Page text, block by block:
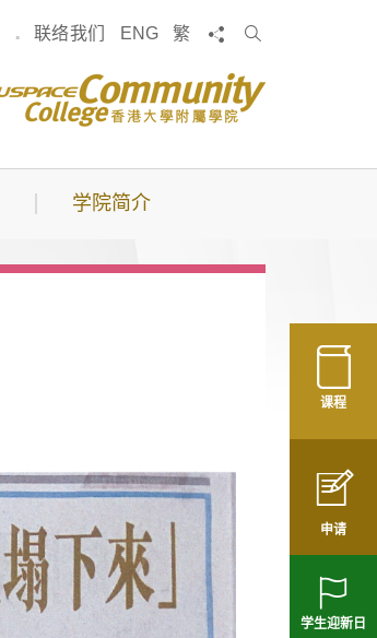
联络我们 ENG 繁 分享
搜
学院简介
课程
申请
学生迎新日